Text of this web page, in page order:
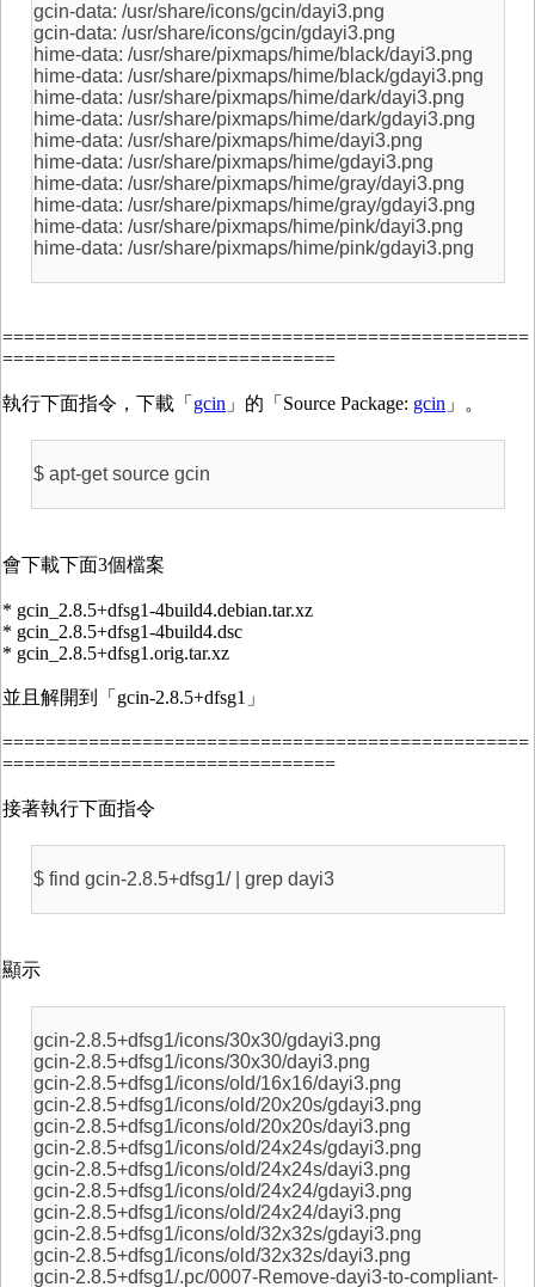
gcin-data: /usr/share/icons/gcin/dayi3.png
gcin-data: /usr/share/icons/gcin/gdayi3.png
hime-data: /usr/share/pixmaps/hime/black/dayi3.png
hime-data: /usr/share/pixmaps/hime/black/gdayi3.png
hime-data: /usr/share/pixmaps/hime/dark/dayi3.png
hime-data: /usr/share/pixmaps/hime/dark/gdayi3.png
hime-data: /usr/share/pixmaps/hime/dayi3.png
hime-data: /usr/share/pixmaps/hime/gdayi3.png
hime-data: /usr/share/pixmaps/hime/gray/dayi3.png
hime-data: /usr/share/pixmaps/hime/gray/gdayi3.png
hime-data: /usr/share/pixmaps/hime/pink/dayi3.png
hime-data: /usr/share/pixmaps/hime/pink/gdayi3.png
=================================================
===============================
執行下面指令，下載「 gcin 」的「Source Package: gcin 」。
$ apt-get source gcin
會下載下面3個檔案
* gcin_2.8.5+dfsg1-4build4.debian.tar.xz
* gcin_2.8.5+dfsg1-4build4.dsc
* gcin_2.8.5+dfsg1.orig.tar.xz
並且解開到「gcin-2.8.5+dfsg1」
=================================================
===============================
接著執行下面指令
$ find gcin-2.8.5+dfsg1/ | grep dayi3
顯示
gcin-2.8.5+dfsg1/icons/30x30/gdayi3.png
gcin-2.8.5+dfsg1/icons/30x30/dayi3.png
gcin-2.8.5+dfsg1/icons/old/16x16/dayi3.png
gcin-2.8.5+dfsg1/icons/old/20x20s/gdayi3.png
gcin-2.8.5+dfsg1/icons/old/20x20s/dayi3.png
gcin-2.8.5+dfsg1/icons/old/24x24s/gdayi3.png
gcin-2.8.5+dfsg1/icons/old/24x24s/dayi3.png
gcin-2.8.5+dfsg1/icons/old/24x24/gdayi3.png
gcin-2.8.5+dfsg1/icons/old/24x24/dayi3.png
gcin-2.8.5+dfsg1/icons/old/32x32s/gdayi3.png
gcin-2.8.5+dfsg1/icons/old/32x32s/dayi3.png
gcin-2.8.5+dfsg1/.pc/0007-Remove-dayi3-to-compliant-